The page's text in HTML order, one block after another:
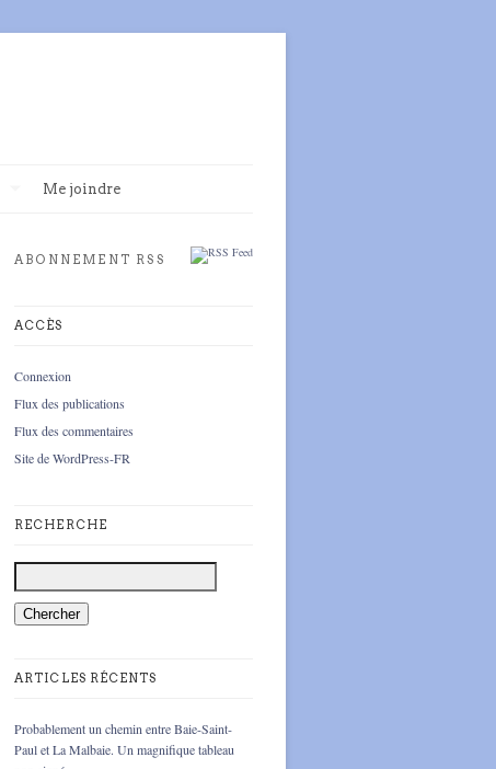
Me joindre
ABONNEMENT RSS
ACCÈS
Connexion
Flux des publications
Flux des commentaires
Site de WordPress-FR
RECHERCHE
ARTICLES RÉCENTS
Probablement un chemin entre Baie-Saint-
Paul et La Malbaie. Un magnifique tableau